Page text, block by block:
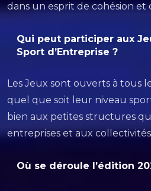
dans un esprit de cohésion et
Qui peut participer aux
Sport d’Entreprise ?
Les Jeux sont ouverts à tous
quel que soit leur niveau
bien aux petites structures
entreprises et aux
Où se déroule l’édition